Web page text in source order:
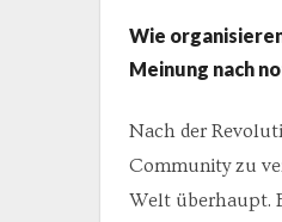
Wie
Meinung nach
Nach der
Community zu
Welt überhaupt.